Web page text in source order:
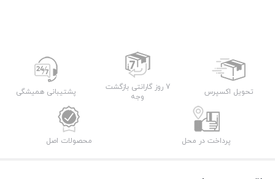
تحویل اکسپرس
7 روز گارانتی بازگشت
وجه
پشتیبانی همیشگی
پرداخت در محل محصولات اصل